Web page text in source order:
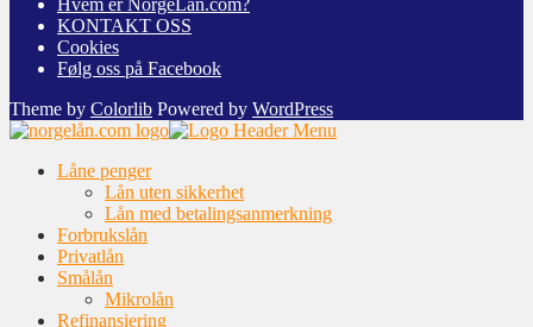
KONTAKT OSS
Cookies
Følg oss på Facebook
Theme by Colorlib Powered by WordPress
Låne penger
Lån uten sikkerhet
Lån med betalingsanmerkning
Forbrukslån
Privatlån
Smålån
Mikrolån
Refinansiering